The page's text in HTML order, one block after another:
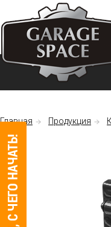
Главная Продукция